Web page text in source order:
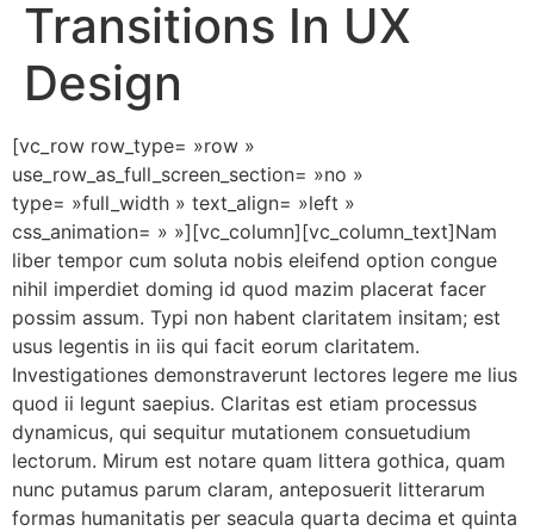
Transitions In UX
Design
[vc_row row_type= »row »
use_row_as_full_screen_section= »no »
type= »full_width » text_align= »left »
css_animation= » »][vc_column][vc_column_text]Nam
liber tempor cum soluta nobis eleifend option congue
nihil imperdiet doming id quod mazim placerat facer
possim assum. Typi non habent claritatem insitam; est
usus legentis in iis qui facit eorum claritatem.
Investigationes demonstraverunt lectores legere me lius
quod ii legunt saepius. Claritas est etiam processus
dynamicus, qui sequitur mutationem consuetudium
lectorum. Mirum est notare quam littera gothica, quam
nunc putamus parum claram, anteposuerit litterarum
formas humanitatis per seacula quarta decima et quinta